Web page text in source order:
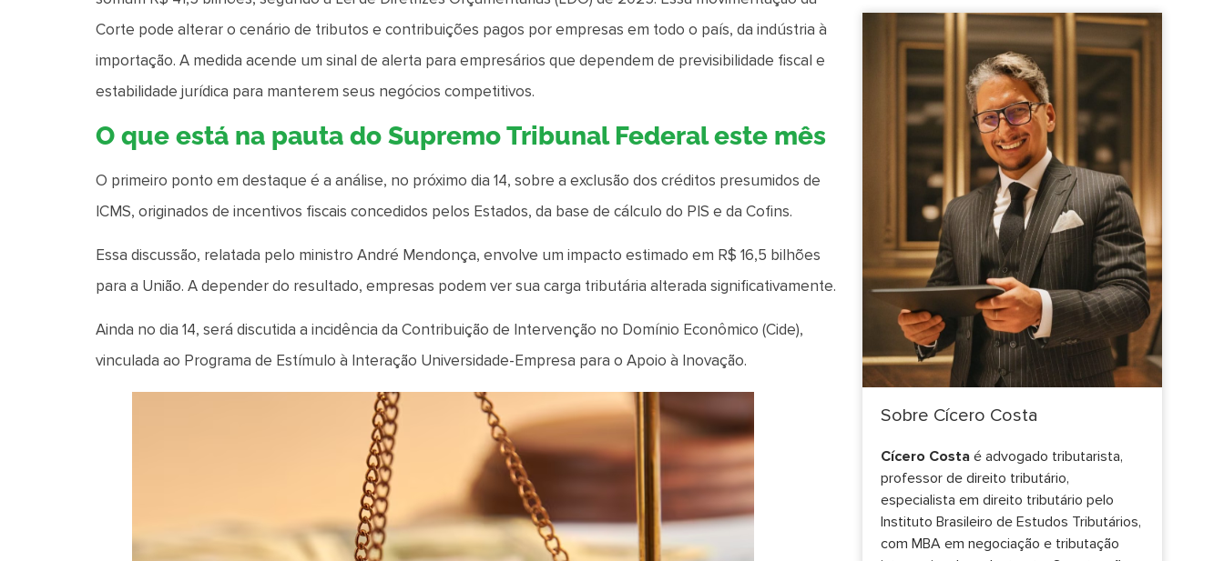
Corte pode alterar o cenário de tributos e contribuições pagos por empresas em todo o país, da indústria à
importação. A medida acende um sinal de alerta para empresários que dependem de previsibilidade fiscal e
estabilidade jurídica para manterem seus negócios competitivos.
O que está na pauta do Supremo Tribunal Federal este mês
O primeiro ponto em destaque é a análise, no próximo dia 14, sobre a exclusão dos créditos presumidos de
ICMS, originados de incentivos fiscais concedidos pelos Estados, da base de cálculo do PIS e da Cofins.
Essa discussão, relatada pelo ministro André Mendonça, envolve um impacto estimado em R$ 16,5 bilhões
para a União. A depender do resultado, empresas podem ver sua carga tributária alterada significativamente.
Ainda no dia 14, será discutida a incidência da Contribuição de Intervenção no Domínio Econômico (Cide),
vinculada ao Programa de Estímulo à Interação Universidade-Empresa para o Apoio à Inovação.
Sobre Cícero Costa
Cícero Costa é advogado tributarista,
professor de direito tributário,
especialista em direito tributário pelo
Instituto Brasileiro de Estudos Tributários,
com MBA em negociação e tributação